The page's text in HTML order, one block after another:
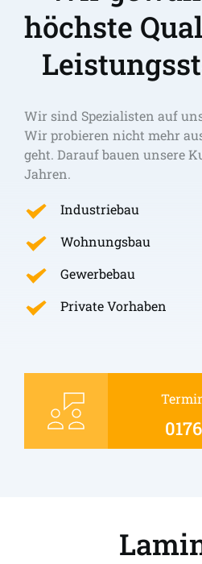
höchste
Wir sind Spezialisten auf
Wir probieren nicht mehr
geht. Darauf bauen unsere
Jahren.
Industriebau
Wohnungsbau
Gewerbebau
Private Vorhaben